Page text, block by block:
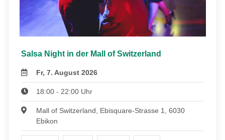
Salsa Night in der Mall of Switzerland
Fr, 7. August 2026
18:00 - 22:00 Uhr
Mall of Switzerland, Ebisquare-Strasse 1, 6030
Ebikon